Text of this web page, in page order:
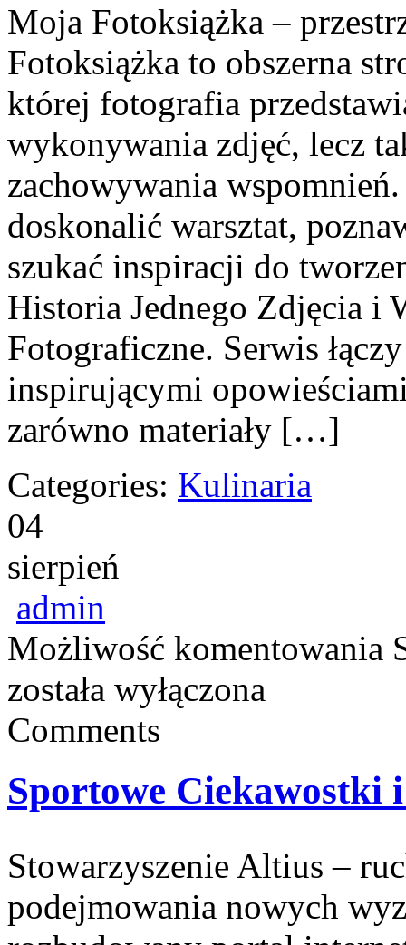
Moja Fotoksiążka –
Fotoksiążka to obszerna
której fotografia
wykonywania zdjęć, lecz
zachowywania
doskonalić warsztat,
szukać inspiracji do
Historia Jednego Zdjęcia i
Fotograficzne. Serwis
inspirującymi
zarówno materiały […]
Categories: Kulinaria
04
sierpień
admin
Możliwość komentowania
została wyłączona
Comments
Sportowe Ciekawostki
Stowarzyszenie Altius –
podejmowania nowych